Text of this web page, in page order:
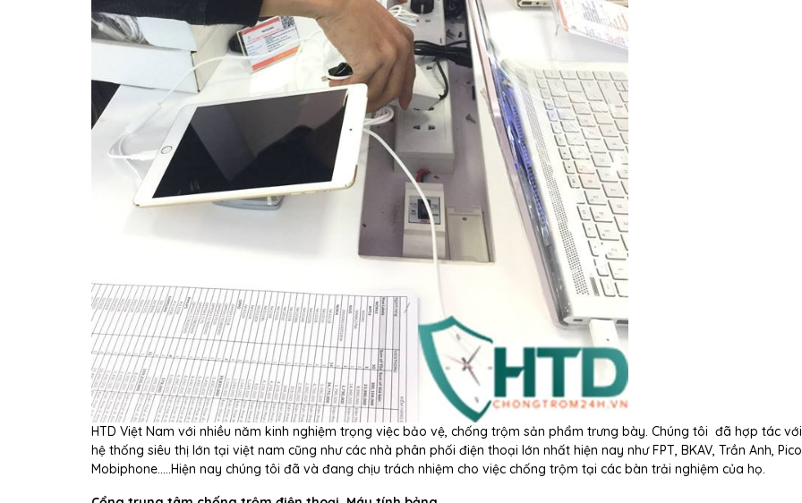
HTD Việt Nam với nhiều năm kinh nghiệm trọng việc bảo vệ, chống trộm sản phẩm trưng bày. Chúng tôi đã hợp tác
hệ thống siêu thị lớn tại việt nam cũng như các nhà phân phối điện thoại lớn nhất hiện nay như FPT, BKAV, Trần Anh,
Mobiphone…..Hiện nay chúng tôi đã và đang chịu trách nhiệm cho việc chống trộm tại các bàn trải nghiệm của họ.